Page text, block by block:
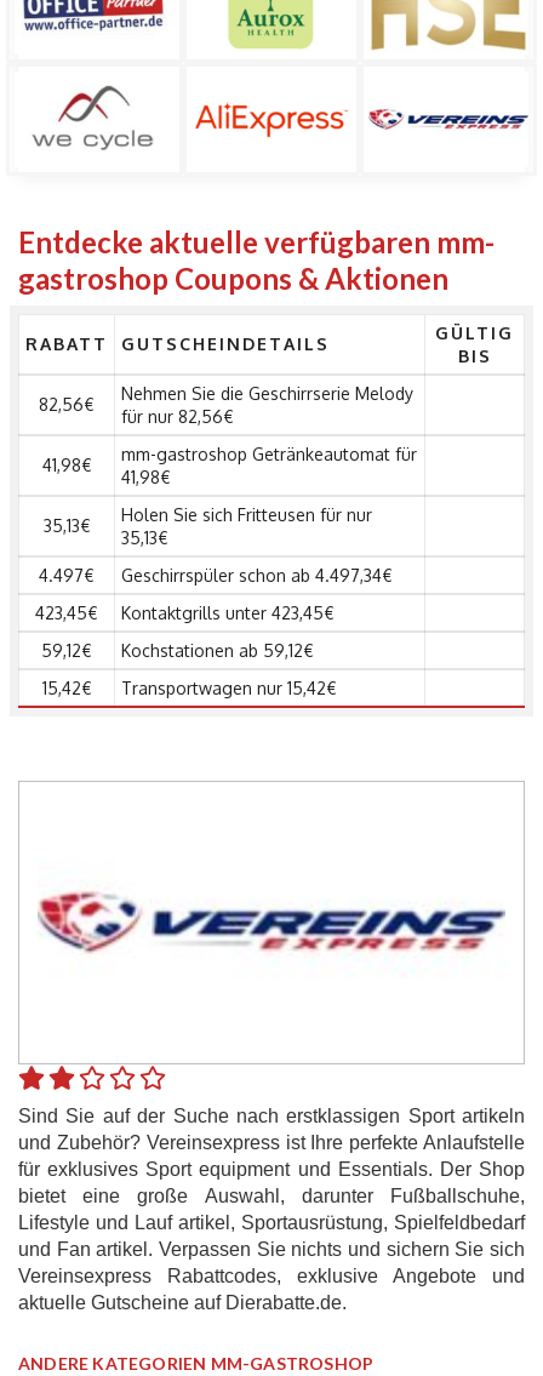
Entdecke aktuelle verfügbaren mm-
gastroshop Coupons & Aktionen
RABATT GUTSCHEINDETAILS
GÜLTIG
BIS
82,56€
Nehmen Sie die Geschirrserie Melody
für nur 82,56€
41,98€
mm-gastroshop Getränkeautomat für
41,98€
35,13€
Holen Sie sich Fritteusen für nur
35,13€
4.497€
Geschirrspüler schon ab 4.497,34€
423,45€
Kontaktgrills unter 423,45€
59,12€
Kochstationen ab 59,12€
15,42€
Transportwagen nur 15,42€
Sind Sie auf der Suche nach erstklassigen Sport artikeln
und Zubehör? Vereinsexpress ist Ihre perfekte Anlaufstelle
für exklusives Sport equipment und Essentials. Der Shop
bietet eine große Auswahl, darunter Fußballschuhe,
Lifestyle und Lauf artikel, Sportausrüstung, Spielfeldbedarf
und Fan artikel. Verpassen Sie nichts und sichern Sie sich
Vereinsexpress Rabattcodes, exklusive Angebote und
aktuelle Gutscheine auf Dierabatte.de.
ANDERE KATEGORIEN MM-GASTROSHOP